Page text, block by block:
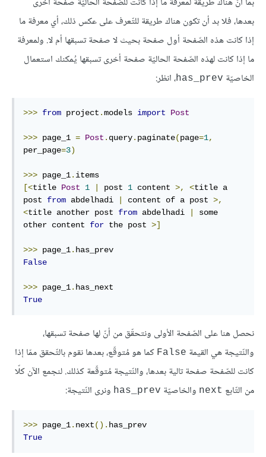
بعدها، فلا بد أن تكون هناك طريقة للتّعرف على عكس ذلك، أي معرفة ما
إذا كانت هذه الصّفحة أول صفحة بحيث لا صفحة تسبقها أم لا. ولمعرفة
ما إذا كانت لهذه الصّفحة الحاليّة صفحة أخرى تسبقها يُمكنك استعمال
الخاصيّة has_prev، انظر:
>>> from project .models import Post
>>> page_1 = Post . query. paginate(page=1,
per_page=3)
>>> page_1.
[<title Post 1 post 1 content >, <title a
post from abdelhadi content of a post >,
<title another post from abdelhadi
some
other content for the post >]
>>> page_1.
False
>>> page_1.
True
نحصل هنا على الصّفحة الأولى ونتحقّق من أنّ لها صفحة تسبقها،
والنّتيجة هي القيمة False كما هو مُتوقّع، بعدها نقوم بالتّحقق ممّا إذا
كانت للصّفحة صفحة تالية بعدها، والنّتيجة مُتوقّعة كذلك. لنجمع الآن كلّا
من التّابع next والخاصيّة has_prev ونرى النّتيجة:
>>> page_1. next().
True